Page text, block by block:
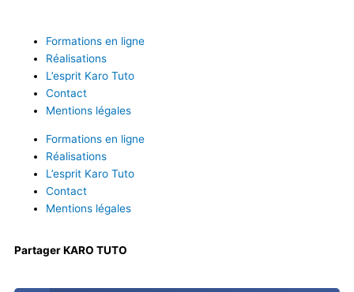
Formations en ligne
Réalisations
L’esprit Karo Tuto
Contact
Mentions légales
Formations en ligne
Réalisations
L’esprit Karo Tuto
Contact
Mentions légales
Partager KARO TUTO